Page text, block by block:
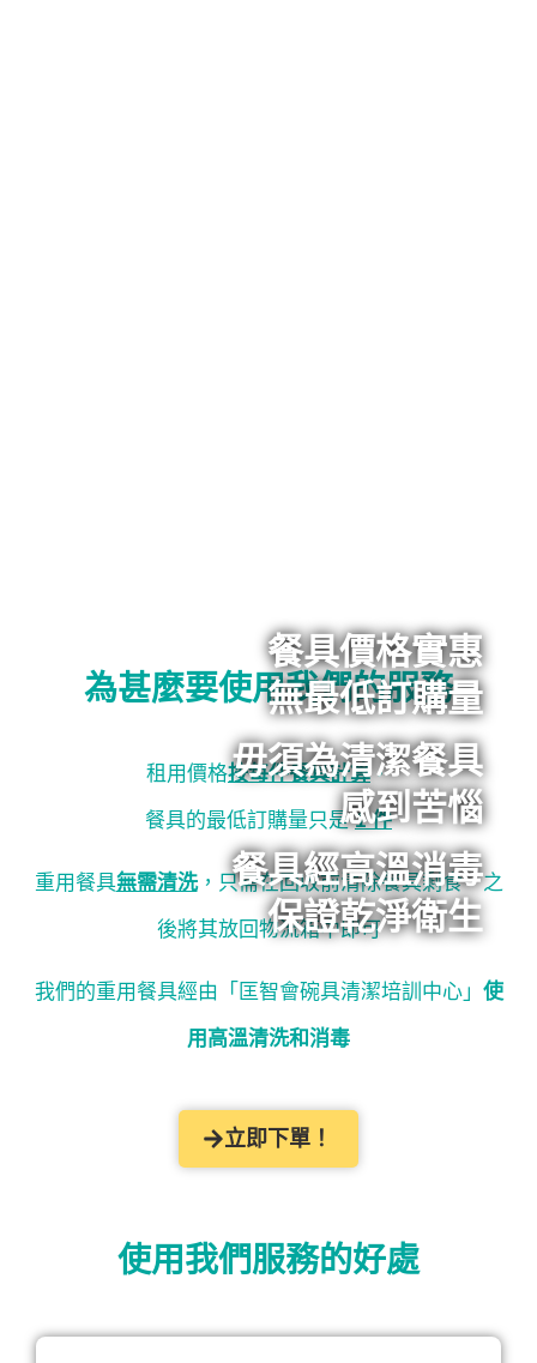
為甚麼要使用我們的服務
餐具價格實惠
無最低訂購量
租用價格按每件餐具計算，
餐具的最低訂購量只是1 件
毋須為清潔餐具
感到苦惱
重用 餐具無需清洗，只需在回收前清除餐具剩食，之
後將其放回物流箱中即可
餐具經高溫消毒
保證乾淨衛生
我們的重用餐具經由「匡智會碗具清潔培訓中心」 使
用高溫清洗和消毒
立即下單！
使用我們服務的好處